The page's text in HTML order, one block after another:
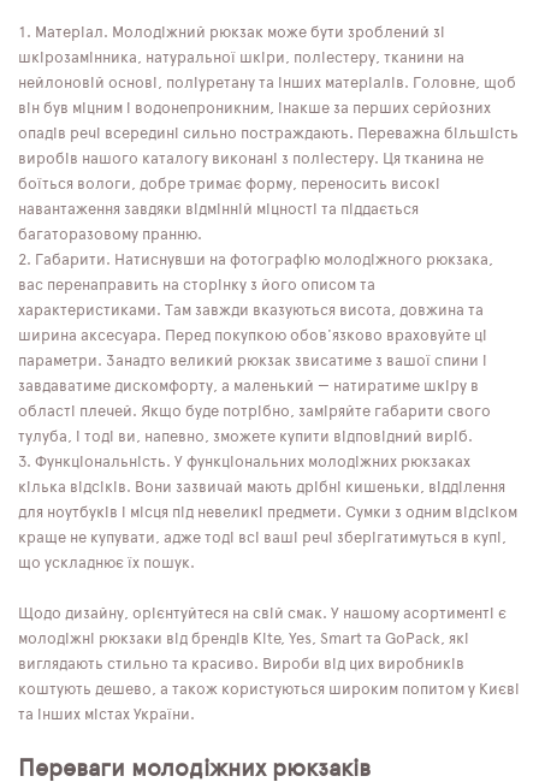
Матеріал. Молодіжний рюкзак може бути зроблений зі
шкірозамінника, натуральної шкіри, поліестеру, тканини на
нейлоновій основі, поліуретану та інших матеріалів. Головне, щоб
він був міцним і водонепроникним, інакше за перших серйозних
опадів речі всередині сильно постраждають. Переважна більшість
виробів нашого каталогу виконані з поліестеру. Ця тканина не
боїться вологи, добре тримає форму, переносить високі
навантаження завдяки відмінній міцності та піддається
багаторазовому пранню.
Габарити. Натиснувши на фотографію молодіжного рюкзака,
вас перенаправить на сторінку з його описом та
характеристиками. Там завжди вказуються висота, довжина та
ширина аксесуара. Перед покупкою обов'язково враховуйте ці
параметри. Занадто великий рюкзак звисатиме з вашої спини і
завдаватиме дискомфорту, а маленький — натиратиме шкіру в
області плечей. Якщо буде потрібно, заміряйте габарити свого
тулуба, і тоді ви, напевно, зможете купити відповідний виріб.
Функціональність. У функціональних молодіжних рюкзаках
кілька відсіків. Вони зазвичай мають дрібні кишеньки, відділення
для ноутбуків і місця під невеликі предмети. Сумки з одним відсіком
краще не купувати, адже тоді всі ваші речі зберігатимуться в купі,
що ускладнює їх пошук.
Щодо дизайну, орієнтуйтеся на свій смак. У нашому асортименті є
молодіжні рюкзаки від брендів Kite, Yes, Smart та GoPack, які
виглядають стильно та красиво. Вироби від цих виробників
коштують дешево, а також користуються широким попитом у Києві
та інших містах України.
Переваги молодіжних рюкзаків